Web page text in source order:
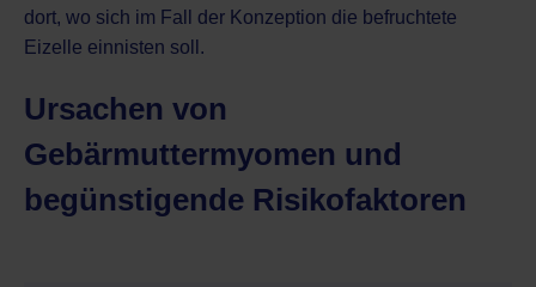
dort, wo sich im Fall der Konzeption die befruchtete
Eizelle einnisten soll.
Ursachen von
Gebärmuttermyomen und
begünstigende Risikofaktoren